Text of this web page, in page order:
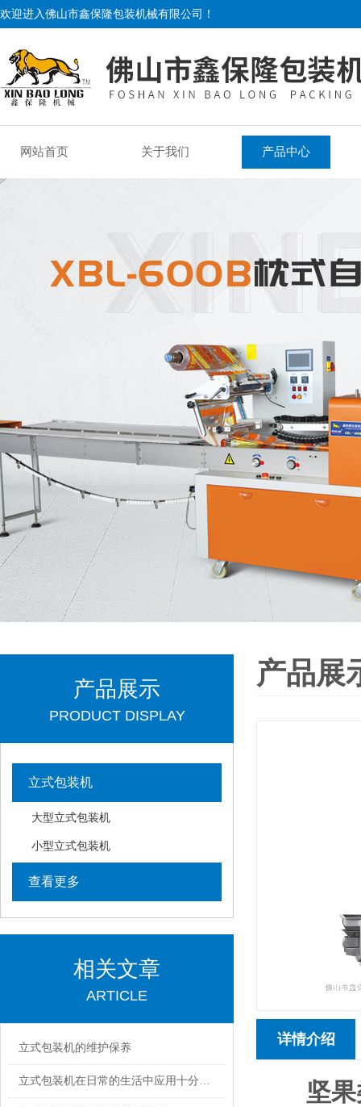
欢迎进入佛山市鑫保隆包装机械有限公司！
网站首页 关于我们 产品中心
产品展示
PRODUCT DISPLAY
立式包装机
大型立式包装机
小型立式包装机
查看更多
相关文章
ARTICLE
立式包装机的维护保养
立式包装机在日常的生活中应用十分的广泛
产品展
详情介绍
坚